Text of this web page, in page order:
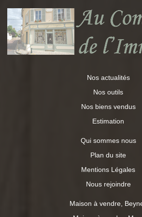
ensoleillé avec terrasse et piscine ! Et
dépendance avec 50m² d'appartement
de plain-pied un garage et 2 ateliers.
d'exception aux possibilités multiples,
qualité en osmose avec l'esprit de
Nos actualités
Nos outils
Nos biens vendus
Estimation
Qui sommes nous
Plan du site
Mentions Légales
Nous rejoindre
Maison à vendre,